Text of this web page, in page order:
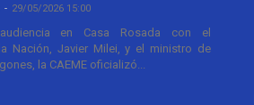
- 29/05/2026 15:00
en Casa Rosada con el
Nación, Javier Milei, y el ministro de
la CAEME oficializó...